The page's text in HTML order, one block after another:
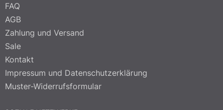
FAQ
AGB
Zahlung und Versand
Sale
Kontakt
Impressum und Datenschutzerklärung
Muster-Widerrufsformular